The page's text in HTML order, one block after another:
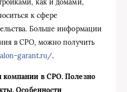
как и домами,
к сфере
Больше информации
в СРО, можно получить
garant.ru/.
компании в СРО. Полезно
Особенности